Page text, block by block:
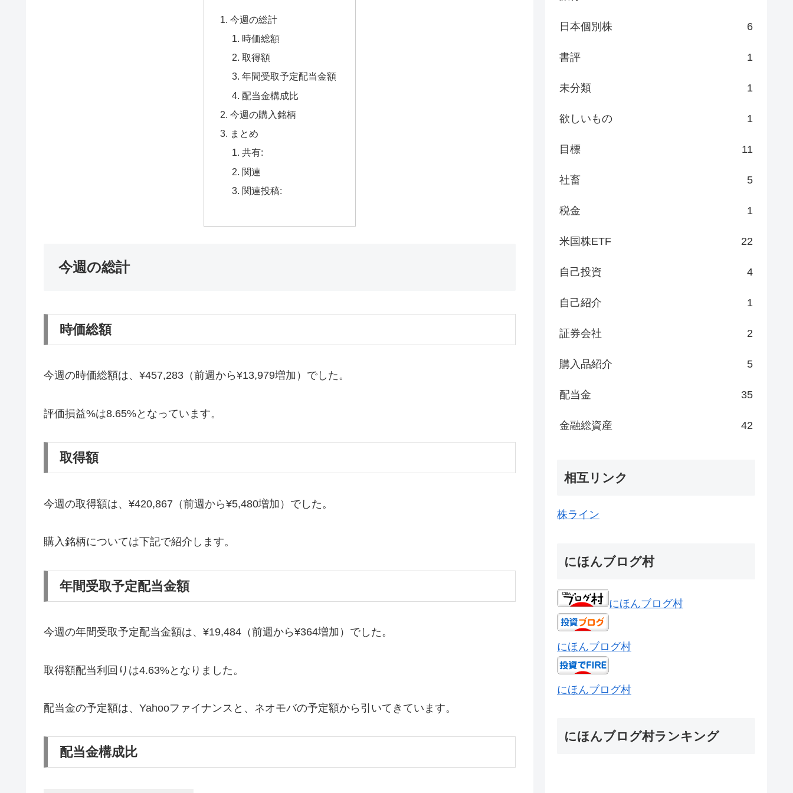
今週の総計
時価総額
取得額
年間受取予定配当金額
配当金構成比
今週の購入銘柄
まとめ
共有:
関連
関連投稿:
今週の総計
時価総額
今週の時価総額は、¥457,283（前週から¥13,979増加）でした。
評価損益%は8.65%となっています。
取得額
今週の取得額は、¥420,867（前週から¥5,480増加）でした。
購入銘柄については下記で紹介します。
年間受取予定配当金額
今週の年間受取予定配当金額は、¥19,484（前週から¥364増加）でした。
取得額配当利回りは4.63%となりました。
配当金の予定額は、Yahooファイナンスと、ネオモバの予定額から引いてきています。
配当金構成比
日本個別株 6
書評 1
未分類 1
欲しいもの 1
目標 11
社畜 5
税金 1
米国株ETF 22
自己投資 4
自己紹介 1
証券会社 2
購入品紹介 5
配当金 35
金融総資産 42
相互リンク
株ライン
にほんブログ村
にほんブログ村
にほんブログ村
にほんブログ村
にほんブログ村ランキング